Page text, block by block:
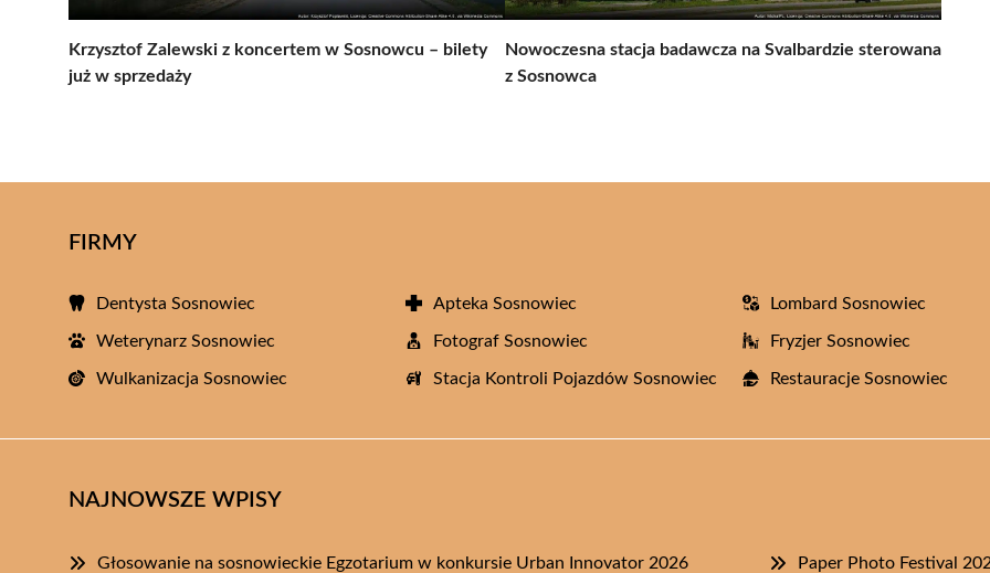
Krzysztof Zalewski z koncertem w Sosnowcu – bilety
już w sprzedaży
Nowoczesna stacja badawcza na Svalbardzie sterowana
z Sosnowca
FIRMY
Dentysta Sosnowiec Apteka Sosnowiec Lombard Sosnowiec
Weterynarz Sosnowiec Fotograf Sosnowiec Fryzjer Sosnowiec
Wulkanizacja Sosnowiec Stacja Kontroli Pojazdów Sosnowiec Restauracje Sosnowiec
NAJNOWSZE WPISY
Głosowanie na sosnowieckie Egzotarium w konkursie Urban Innovator 2026 Paper Photo Festival